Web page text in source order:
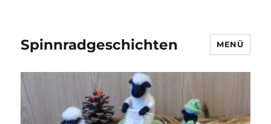
Spinnradgeschichten MENÜ